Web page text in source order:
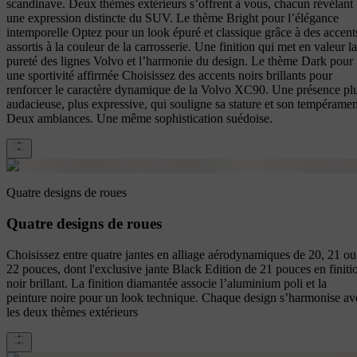
scandinave. Deux thèmes extérieurs s’offrent à vous, chacun révélant
une expression distincte du SUV. Le thème Bright pour l’élégance
intemporelle Optez pour un look épuré et classique grâce à des
assortis à la couleur de la carrosserie. Une finition qui met en valeur la
pureté des lignes Volvo et l’harmonie du design. Le thème Dark pour
une sportivité affirmée Choisissez des accents noirs brillants pour
renforcer le caractère dynamique de la Volvo XC90. Une présence
audacieuse, plus expressive, qui souligne sa stature et son
Deux ambiances. Une même sophistication suédoise.
Quatre designs de roues
Quatre designs de roues
Choisissez entre quatre jantes en alliage aérodynamiques de 20, 21 ou
22 pouces, dont l'exclusive jante Black Edition de 21 pouces en
noir brillant. La finition diamantée associe l’aluminium poli et la
peinture noire pour un look technique. Chaque design s’harmonise
les deux thèmes extérieurs